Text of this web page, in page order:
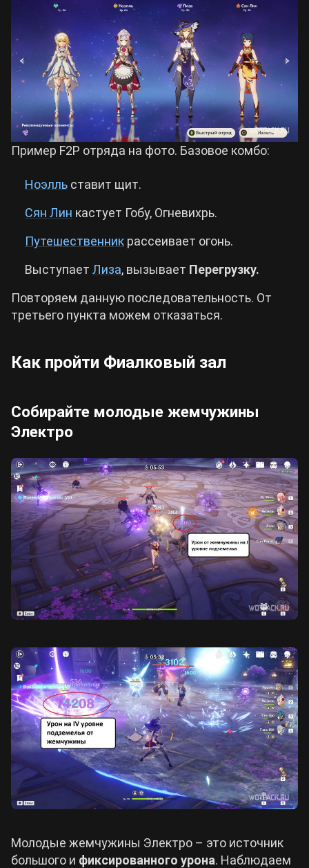
Пример F2P отряда на фото. Базовое комбо:
Ноэлль ставит щит.
Сян Лин кастует Гобу, Огневихрь.
Путешественник рассеивает огонь.
Выступает Лиза, вызывает Перегрузку.
Повторяем данную последовательность. От
третьего пункта можем отказаться.
Как пройти Фиалковый зал
Собирайте молодые жемчужины
Электро
Молодые жемчужины Электро – это источник
большого и фиксированного урона. Наблюдаем